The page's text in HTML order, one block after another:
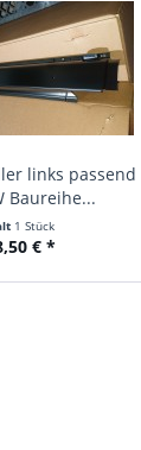
links passend
Baureihe...
1 Stück
€ *